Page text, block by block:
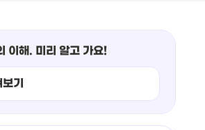
이해. 미리 알고 가요!
보기